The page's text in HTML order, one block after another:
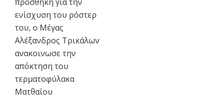
ενίσχυση του ρόστερ
του, ο Μέγας
Αλέξανδρος Τρικάλων
ανακοινωσε την
απόκτηση του
τερματοφύλακα
Ματθαίου